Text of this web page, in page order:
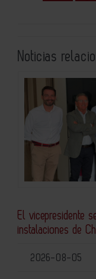
Noticias
El vicepresidente
instalaciones de
2026-08-05